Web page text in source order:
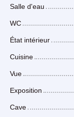
Salle d'eau
WC
État intérieur
Cuisine
Vue
Exposition
Cave